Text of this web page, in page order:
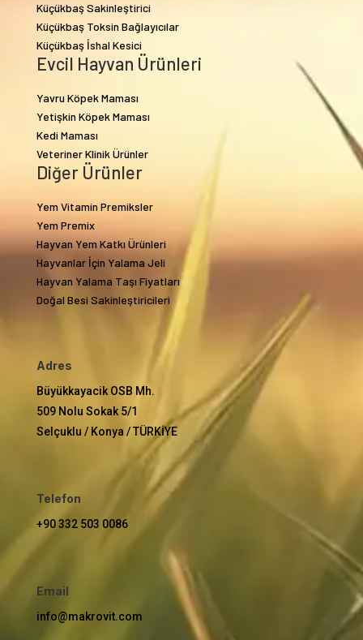
Küçükbaş Sakinleştirici
Küçükbaş Toksin Bağlayıcılar
Küçükbaş İshal Kesici
Evcil Hayvan Ürünleri
Yavru Köpek Maması
Yetişkin Köpek Maması
Kedi Maması
Veteriner Klinik Ürünler
Diğer Ürünler
Yem Vitamin Premiksler
Yem Premix
Hayvan Yem Katkı Ürünleri
Hayvanlar İçin Yalama Jeli
Hayvan Yalama Taşı Fiyatları
Doğal Besi Sakinleştiricileri
Adres
Büyükkayacik OSB Mh.
509 Nolu Sokak 5/1
Selçuklu / Konya / TÜRKİYE
Telefon
+90 332 503 0086
Email
info@makrovit.com